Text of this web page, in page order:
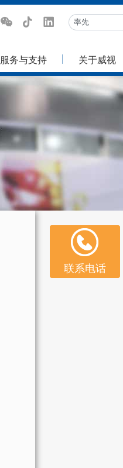
服务与支持 关于威视
联系电话